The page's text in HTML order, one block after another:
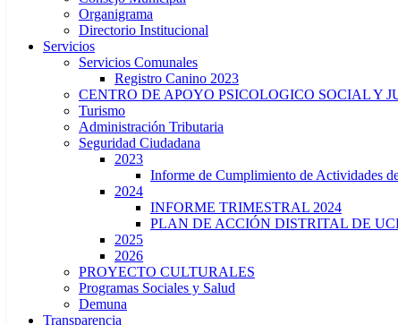
Organigrama
Directorio Institucional
Servicios
Servicios Comunales
Registro Canino 2023
CENTRO DE APOYO PSICOLOGICO SOCIAL Y
Turismo
Administración Tributaria
Seguridad Ciudadana
2023
Informe de Cumplimiento de Actividades
2024
INFORME TRIMESTRAL 2024
PLAN DE ACCIÓN DISTRITAL DE
2025
2026
PROYECTO CULTURALES
Programas Sociales y Salud
Demuna
Transparencia